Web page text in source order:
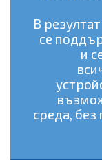
В
се
и
среда, без